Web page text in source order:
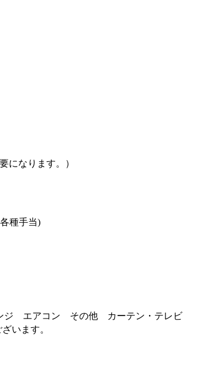
になります。）
種手当)
エアコン その他 カーテン・テレビ
います。